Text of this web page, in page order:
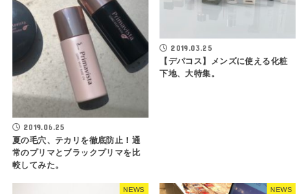
2019.06.25
夏の毛穴、テカリを徹底防止！通
常のプリマとブラックプリマを比
較してみた。
2019.03.25
【デパコス】メンズに使える化粧
下地、大特集。
NEWS NEWS